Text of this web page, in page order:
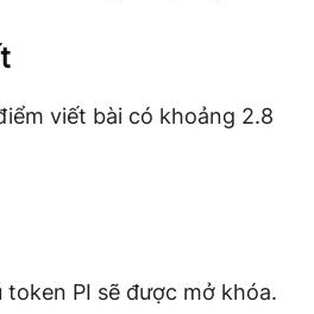
viết bài có khoảng 2.8
PI sẽ được mở khóa.